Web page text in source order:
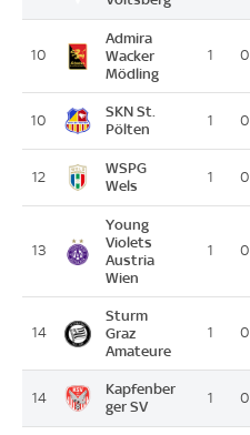
10
Admira
Wacker
Mödling
1 0
10
SKN St.
Pölten
1 0
12
WSPG
Wels
1 0
13
Young
Violets
Austria
Wien
1 0
14
Sturm
Graz
Amateure
1 0
14
Kapfenber
ger SV
1 0